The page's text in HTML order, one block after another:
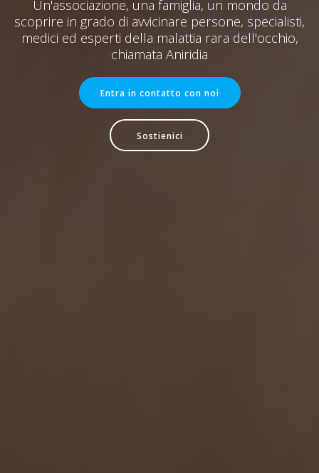
Un'associazione, una famiglia, un mondo da
scoprire in grado di avvicinare persone, specialisti,
medici ed esperti della malattia rara dell'occhio,
chiamata Aniridia
Entra in contatto con noi
Sostienici